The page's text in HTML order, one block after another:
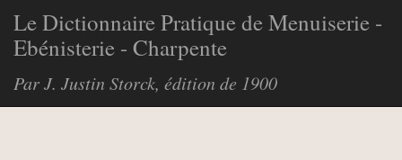
Le Dictionnaire Pratique de Menuiserie -
Ebénisterie - Charpente
Par J. Justin Storck, édition de 1900